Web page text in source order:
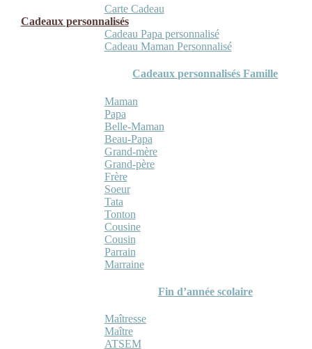
Carte Cadeau
Cadeaux personnalisés
Cadeau Papa personnalisé
Cadeau Maman Personnalisé
Cadeaux personnalisés Famille
Maman
Papa
Belle-Maman
Beau-Papa
Grand-mère
Grand-père
Frère
Soeur
Tata
Tonton
Cousine
Cousin
Parrain
Marraine
Fin d’année scolaire
Maîtresse
Maître
ATSEM